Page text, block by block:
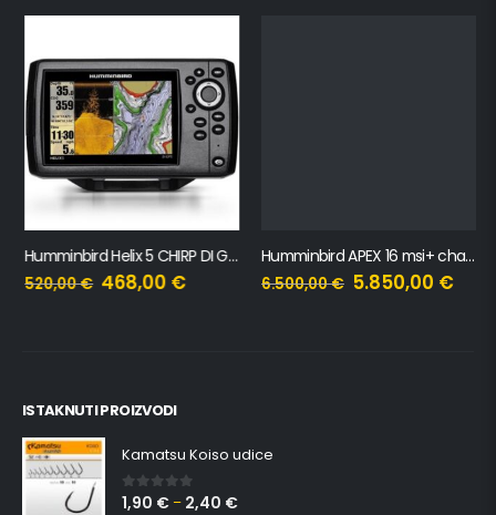
Humminbird Helix 5 CHIRP DI GPS G3
520,00€ 468,00 €
Humminbird APEX 16 msi+ chartplotter
6.500,00€ 5.850,00 €
ISTAKNUTI PROIZVODI
Kamatsu Koiso udice
0 out of 5
1,90 € – 2,40 €